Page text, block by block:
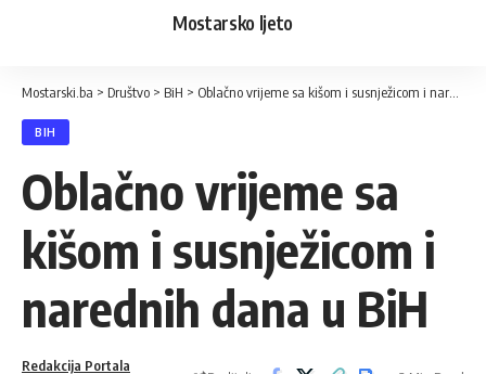
Mostarsko ljeto
Mostarski.ba > Društvo > BiH > Oblačno vrijeme sa kišom i susnježicom i narednih dana u BiH
BIH
Oblačno vrijeme sa
kišom i susnježicom i
narednih dana u BiH
Redakcija Portala